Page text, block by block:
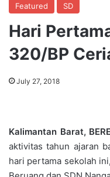
Featured SD
Hari
320/BP
July 27, 2018
Kalimantan Barat,
aktivitas tahun ajaran
hari pertama sekolah